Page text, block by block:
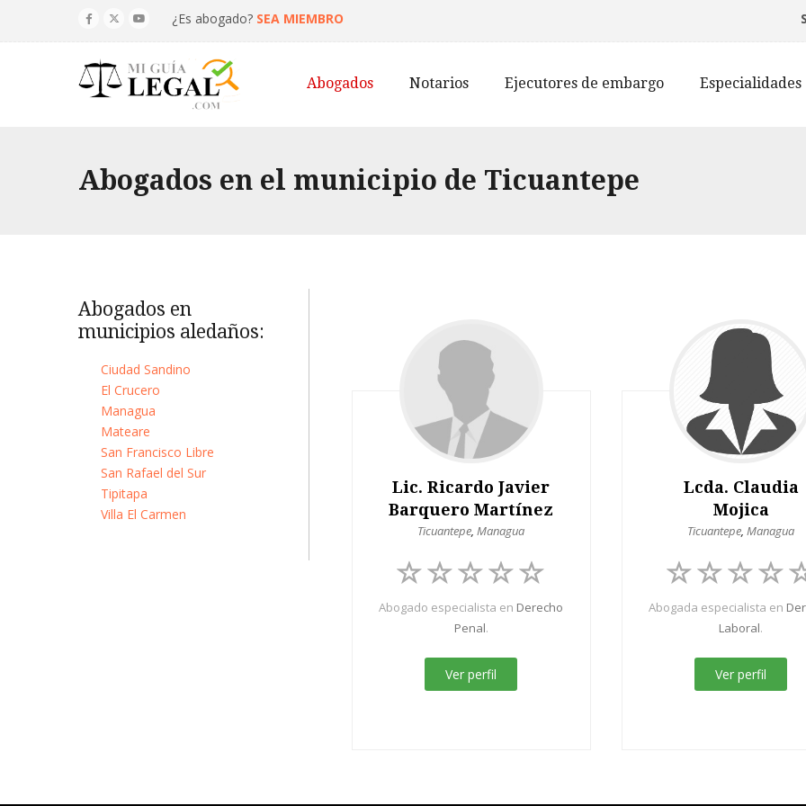
¿Es abogado? SEA MIEMBRO
Abogados Notarios Ejecutores de embargo Especialidades
Abogados en el municipio de Ticuantepe
Abogados en
municipios aledaños:
Ciudad Sandino
El Crucero
Managua
Mateare
San Francisco Libre
San Rafael del Sur
Tipitapa
Villa El Carmen
Lic. Ricardo Javier
Barquero Martínez
Ticuantepe,Managua
Abogado especialista en Derecho
Penal.
Ver perfil
Lcda. Claudia
Mojica
Ticuantepe,Managua
Abogada especialista en
Laboral.
Ver perfil